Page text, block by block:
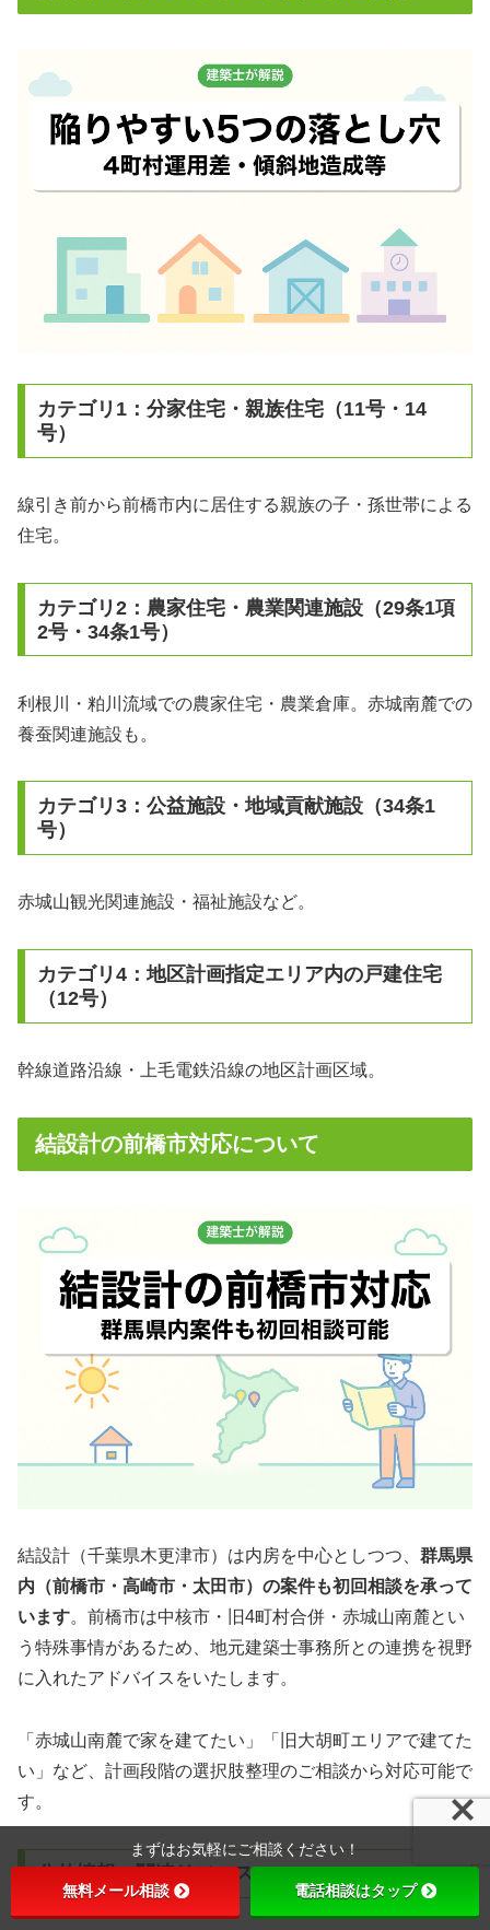
カテゴリ1：分家住宅・親族住宅（11号・14
号）
線引き前から前橋市内に居住する親族の子・孫世帯による
住宅。
カテゴリ2：農家住宅・農業関連施設（29条1項
2号・34条1号）
利根川・粕川流域での農家住宅・農業倉庫。赤城南麓での
養蚕関連施設も。
カテゴリ3：公益施設・地域貢献施設（34条1
号）
赤城山観光関連施設・福祉施設など。
カテゴリ4：地区計画指定エリア内の戸建住宅
（12号）
幹線道路沿線・上毛電鉄沿線の地区計画区域。
結設計の前橋市対応について
結設計（千葉県木更津市）は内房を中心としつつ、 群馬県
内（前橋市・高崎市・太田市）の案件も初回相談を承って
います。前橋市は中核市・旧4町村合併・赤城山南麓とい
う特殊事情があるため、地元建築士事務所との連携を視野
に入れたアドバイスをいたします。
「赤城山南麓で家を建てたい」「旧大胡町エリアで建てた
い」など、計画段階の選択肢整理のご相談から対応可能で
す。
公的情報・関連リソース
まずはお気軽にご相談ください！
無料メール相談 電話相談はタップ